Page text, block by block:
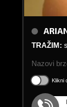
TRAŽIM:
Nazovi
Klikni